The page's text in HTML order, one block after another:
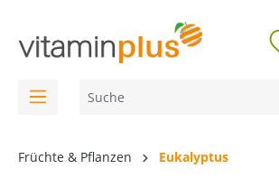
Früchte & Pflanzen Eukalyptus